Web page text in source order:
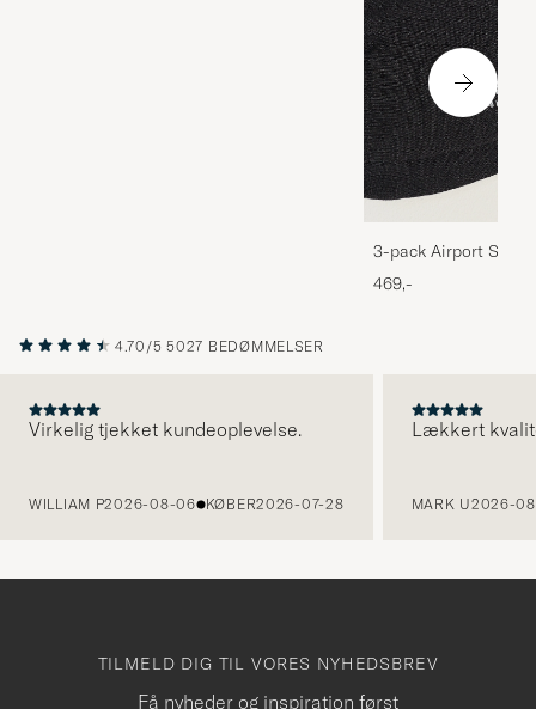
3-pack Airport
Melange
469,-
4.70/5 5027 BEDØMMELSER
Virkelig tjekket kundeoplevelse.
WILLIAM P2026-08-06 KØBER2026-07-28
Lækkert
MARK U2026-
TILMELD DIG TIL VORES NYHEDSBREV
Få nyheder og inspiration først